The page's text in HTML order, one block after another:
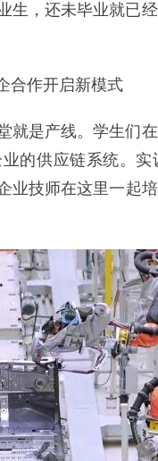
生，还未毕业就已
合作开启新模式
是产线。学生们
的供应链系统。
业技师在这里一起